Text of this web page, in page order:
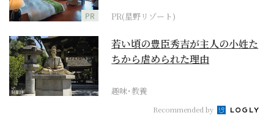
PR PR(星野リゾート)
若い頃の豊臣秀吉が主人の小姓た
ちから虐められた理由
趣味･教養
Recommended by